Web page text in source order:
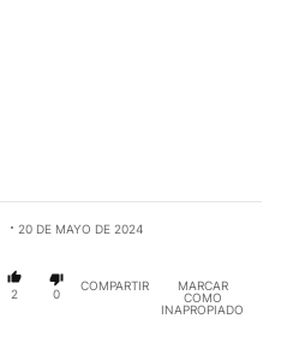
20 DE MAYO DE 2024
2 0
COMPARTIR
MARCAR
COMO
INAPROPIADO